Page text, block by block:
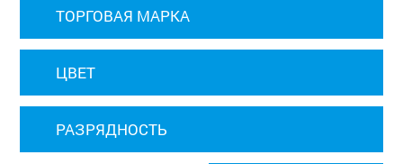
ТОРГОВАЯ МАРКА
ЦВЕТ
РАЗРЯДНОСТЬ